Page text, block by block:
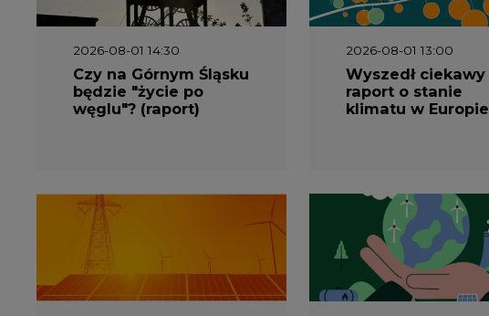
2026-08-01 14:30
Czy na Górnym Śląsku
będzie "życie po
węglu"? (raport)
2026-08-01 13:00
Wyszedł ciekawy
raport o stanie
klimatu w Europie